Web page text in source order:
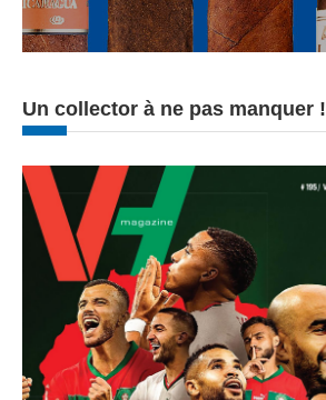
Un collector à ne pas manquer !